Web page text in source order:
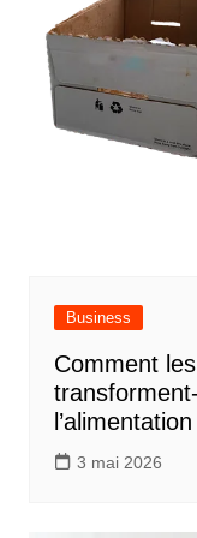
Business
Comment
3 mai 2026